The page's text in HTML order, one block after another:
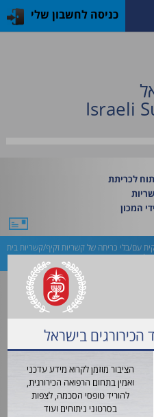
כניסה לחשבון שלי
Israeli
לכריתת
המכון
עם/בלי כריתה של קשריות זקיף/קשריות בית
לאיכות ברפואה
הכירורגים בישראל
הציבור מוזמן לקרוא מידע עדכני
ואמין בתחום הרפואה הכירורגית,
להוריד טופסי הסכמה, לצפות
בסרטוני ניתוחים ועוד